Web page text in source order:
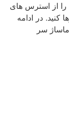
از استرس های
در ادامه
سر